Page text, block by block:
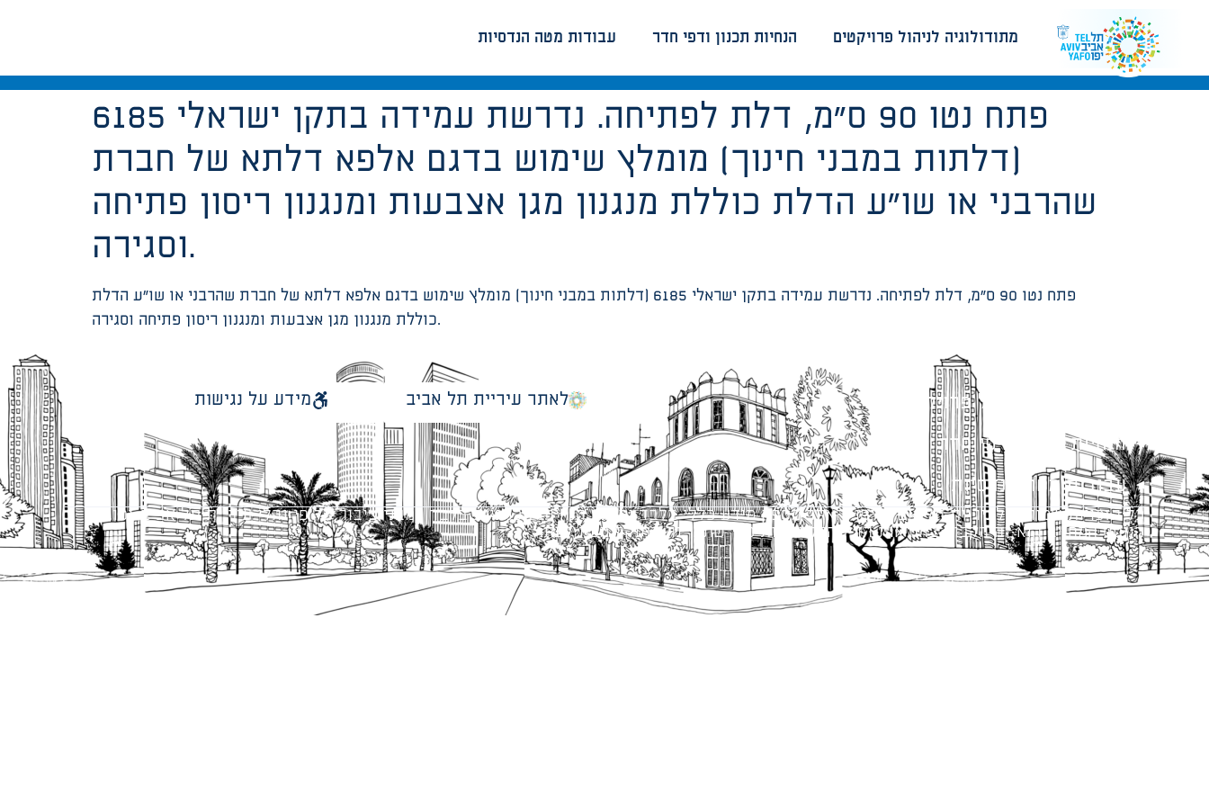
עבודות מטה הנדסיות הנחיות תכנון ודפי חדר מתודולוגיה לניהול פרויקטים
פתח נטו 90 ס”מ, דלת לפתיחה. נדרשת עמידה בתקן ישראלי 6185
(דלתות במבני חינוך) מומלץ שימוש בדגם אלפא דלתא של חברת
שהרבני או שו”ע הדלת כוללת מנגנון מגן אצבעות ומנגנון ריסון פתיחה
וסגירה.
פתח נטו 90 ס”מ, דלת לפתיחה. נדרשת עמידה בתקן ישראלי 6185 (דלתות במבני חינוך) מומלץ שימוש בדגם אלפא דלתא של חברת שהרבני או שו”ע הדלת
כוללת מנגנון מגן אצבעות ומנגנון ריסון פתיחה וסגירה.
עבודות מטה הנדסיות
הנחיות תכנון ודפי חדר
מתודולוגיה לניהול פרויקטים לאתר עיריית תל אביב מידע על נגישות
כל הזכויות שמורות לעיריית תל-אביב-יפו. האתר מספק מידע כללי בלבד ומאגד הנחיות תכנוניות בלבד למבני ציבור על פי נהלי עיריית תל אביב-יפו.
הנוסח המחייב הוא זה הקבוע בהוראות הדין הרלוונטיות כפי שתהיינה בתוקף מעת לעת.